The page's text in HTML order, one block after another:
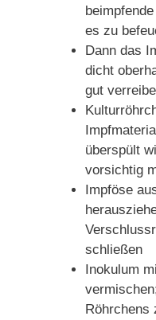
es zu
Dann das
dicht
gut
überspült
vorsichtig
Impföse
schließen
Inokulum
Röhrchens